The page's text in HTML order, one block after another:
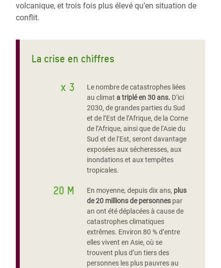
volcanique, et trois fois plus élevé qu’en situation de
conflit.
La crise en chiffres
x 3
Le nombre de catastrophes liées
au climat a triplé en 30 ans. D‘ici
2030, de grandes parties du Sud
et de l’Est de l’Afrique, de la Corne
de l’Afrique, ainsi que de l‘Asie du
Sud et de l‘Est, seront davantage
exposées aux sécheresses, aux
inondations et aux tempêtes
tropicales.
20 M En moyenne, depuis dix ans, plus
de 20 millions de personnespar
an ont été déplacées à cause de
catastrophes climatiques
extrêmes. Environ 80 % d’entre
elles vivent en Asie, où se
trouvent plus d’un tiers des
personnes les plus pauvres au